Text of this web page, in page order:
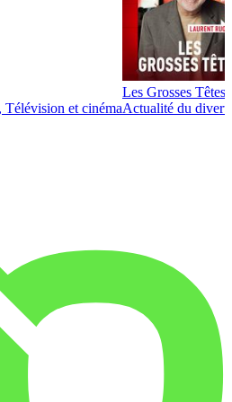
Télévision et cinéma
Les Grosses Têtes
Actualité du